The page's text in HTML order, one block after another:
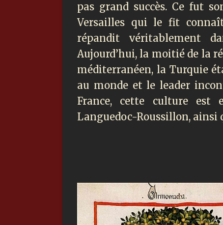
pas grand succès. Ce fut
Versailles qui le fit
répandit véritablement
Aujourd’hui, la moitié de la
méditerranéen, la Turquie
au monde et le leader
France, cette culture est
Languedoc-Roussillon, ainsi